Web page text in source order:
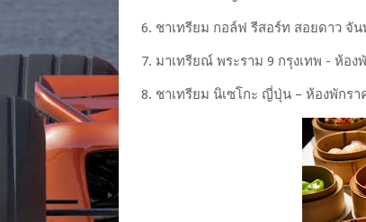
6. ชาเทรียม กอล์ฟ รีสอร์ท สอยดาว จัน
7. มาเทรียณ์ พระราม 9 กรุงเทพ - ห้อ
8. ชาเทรียม นิเซโกะ ญี่ปุ่น – ห้องพักร